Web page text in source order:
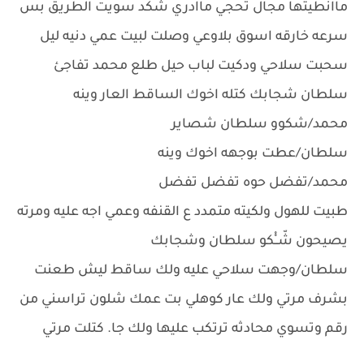
ماانطيتها مجال تحجي ماادري شكد سويت الطريق بس
سرعه خارقه اسوق بلاوعي وصلت لبيت عمي دنيه ليل
سحبت سلاحي ودكيت لباب حيل طلع محمد تفاجئ
سلطان شجابك كتله اخوك الساقط العار وينه
محمد/شكوو سلطان شصاير
سلطان/عطت بوجهه اخوك وينه
محمد/تفضل حوه تفضل تفضل
طبيت للهول ولكيته متمدد ع القنفه وعمي اجه عليه ومرته
يصيحون شّــْْكو سلطان وشجابك
سلطان/وجهت سلاحي عليه ولك ساقط ليش طعنت
بشرف مرتي ولك عار كوهلي بت عمك شلون تراسني من
رقم وتسوي محادثه ترتكب عليها ولك جا. كتلت مرتي